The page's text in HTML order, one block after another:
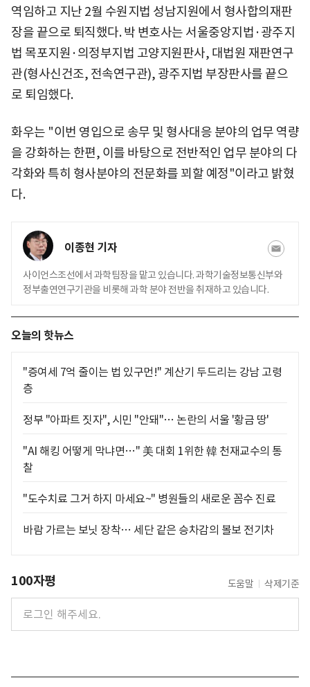
역임하고 지난 2월 수원지법 성남지원에서 형사합의재판
장을 끝으로 퇴직했다. 박 변호사는 서울중앙지법·광주지
법 목포지원·의정부지법 고양지원판사, 대법원 재판연구
관(형사신건조, 전속연구관), 광주지법 부장판사를 끝으
로 퇴임했다.
화우는 "이번 영입으로 송무 및 형사대응 분야의 업무 역량
을 강화하는 한편, 이를 바탕으로 전반적인 업무 분야의 다
각화와 특히 형사분야의 전문화를 꾀할 예정"이라고 밝혔
다.
이종현 기자
사이언스조선에서 과학팀장을 맡고 있습니다. 과학기술정보통신부와
정부출연연구기관을 비롯해 과학 분야 전반을 취재하고 있습니다.
오늘의 핫뉴스
"증여세 7억 줄이는 법 있구먼!" 계산기 두드리는 강남 고령
층
정부 "아파트 짓자", 시민 "안돼"… 논란의 서울 '황금 땅'
"AI 해킹 어떻게 막냐면…" 美 대회 1위한 韓 천재교수의 통
찰
"도수치료 그거 하지 마세요~" 병원들의 새로운 꼼수 진료
바람 가르는 보닛 장착… 세단 같은 승차감의 볼보 전기차
100자평 도움말 삭제기준